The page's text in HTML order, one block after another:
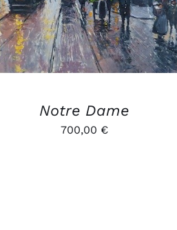
Notre Dame
700,00 €